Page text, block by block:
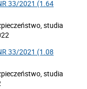
33/2021 (1.64
studia
33/2021 (1.08
studia